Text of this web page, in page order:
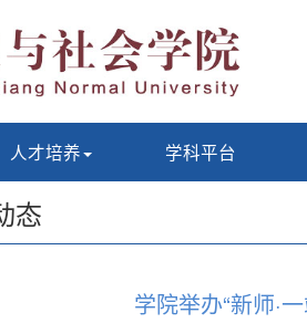
人才培养 学科平台
态
学院举办“新师·